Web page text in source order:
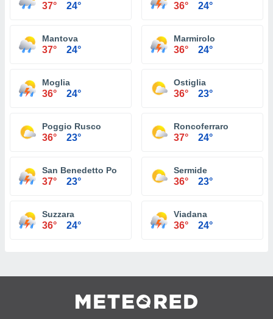
37° 24° 36° 24°
Mantova
37° 24°
Marmirolo
36° 24°
Moglia
36° 24°
Ostiglia
36° 23°
Poggio Rusco
36° 23°
Roncoferraro
37° 24°
San Benedetto Po
37° 23°
Sermide
36° 23°
Suzzara
36° 24°
Viadana
36° 24°